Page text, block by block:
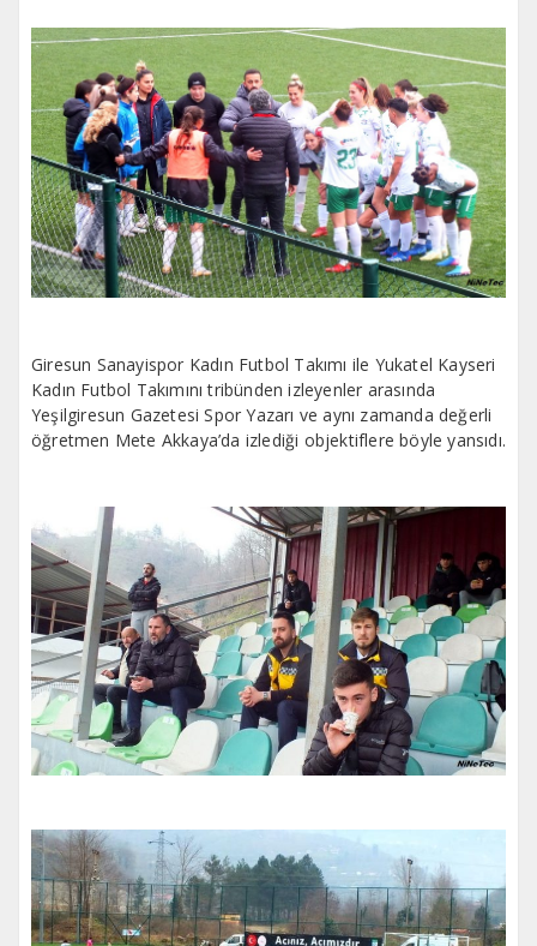
Giresun Sanayispor Kadın Futbol Takımı ile Yukatel Kayseri
Kadın Futbol Takımını tribünden izleyenler arasında
Yeşilgiresun Gazetesi Spor Yazarı ve aynı zamanda değerli
öğretmen Mete Akkaya’da izlediği objektiflere böyle yansıdı.